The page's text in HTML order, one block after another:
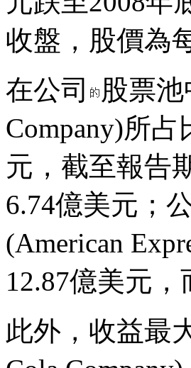
收盤，股價為
在公司
股票池
Company)所
元，截至報告
6.74億美元；
(American
12.87億美元
此外，收益最